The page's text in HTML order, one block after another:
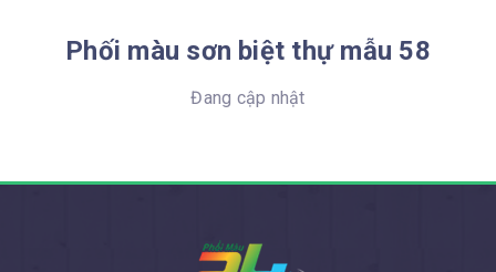
Phối màu sơn biệt thự mẫu 58
Đang cập nhật